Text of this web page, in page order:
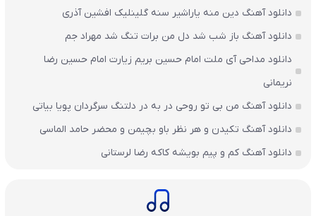
دانلود آهنگ دین منه یاراشیر سنه گلینلیک افشین آذری
دانلود آهنگ باز شب شد دل من برات تنگ شد مهراد جم
دانلود مداحی آی ملت امام حسین بریم زیارت امام حسین رضا
نریمانی
دانلود آهنگ من بی تو روحی در به در دلتنگ سرگردان پویا بیاتی
دانلود آهنگ تکیدن و هر نظر باو بچیمن و محضر حامد الماسی
دانلود آهنگ کم و پیم بویشه کاکه رضا لرستانی